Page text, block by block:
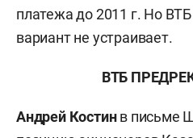
платежа до2011 г. Но ВТБ
вариант не устраивает.
ВТБ
Андрей Костинв письме